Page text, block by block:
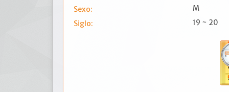
Sexo:
M
Siglo:
19 ~ 20